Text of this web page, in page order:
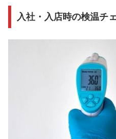
入社・入店時の検温チ